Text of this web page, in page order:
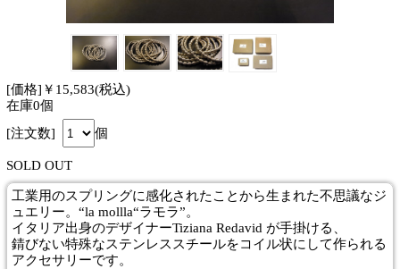
[価格]￥15,583(税込)
在庫0個
[注文数]
個
SOLD OUT
工業用のスプリングに感化されたことから生まれた不思議なジ
ュエリー。“la mollla“ラモラ”。
イタリア出身のデザイナーTiziana Redavid が手掛ける、
錆びない特殊なステンレススチールをコイル状にして作られる
アクセサリーです。